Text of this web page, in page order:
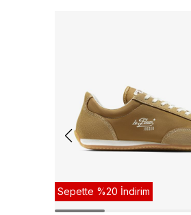
Sepette %20 İndirim